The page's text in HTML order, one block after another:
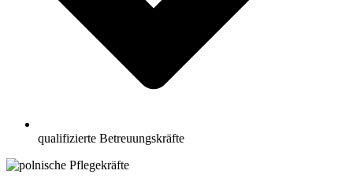
qualifizierte Betreuungskräfte